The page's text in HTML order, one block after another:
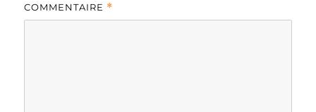
COMMENTAIRE *